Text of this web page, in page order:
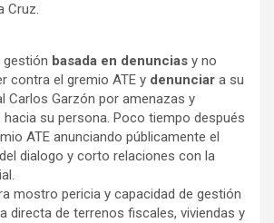
Cruz.
gestión basada en denuncias y no
contra el gremio ATE y denunciar a su
Carlos Garzón por amenazas y
su persona. Poco tiempo después
ATE anunciando públicamente el
dialogo y corto relaciones con la
mostro pericia y capacidad de gestión
directa de terrenos fiscales, viviendas y